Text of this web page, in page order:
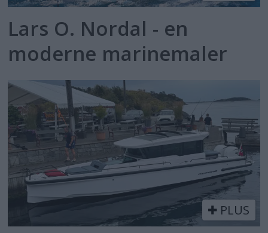
Lars O. Nordal - en
moderne marinemaler
PLUS